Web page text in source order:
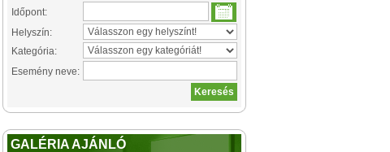
Időpont:
Helyszín:
Kategória:
Esemény neve:
GALÉRIA AJÁNLÓ